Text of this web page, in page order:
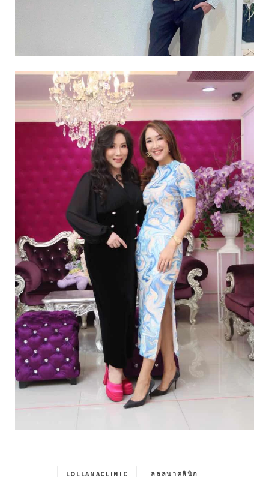
LOLLANACLINIC ลลลนาคลินิก